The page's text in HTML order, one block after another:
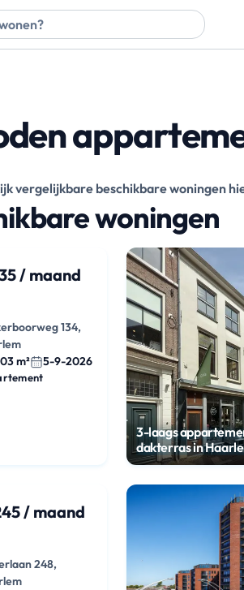
vergelijkbare beschikbare woningen
woningen
/ maand
134,
m² 5-9-2026
3-laags
dakterras in
/ maand
248,